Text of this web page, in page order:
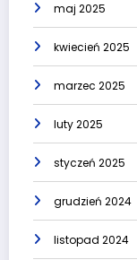
maj 2025
kwiecień 2025
marzec 2025
luty 2025
styczeń 2025
grudzień 2024
listopad 2024